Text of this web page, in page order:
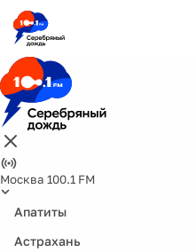
Москва 100.1 FM
Апатиты
Астрахань